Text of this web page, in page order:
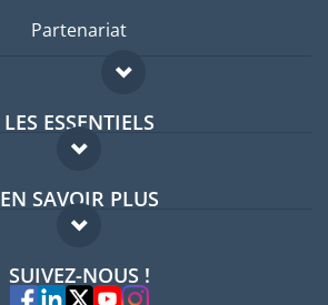
Partenariat
LES ESSENTIELS
Forum expatriés
Guides pays
EN SAVOIR PLUS
FAQ
Experts
SUIVEZ-NOUS !